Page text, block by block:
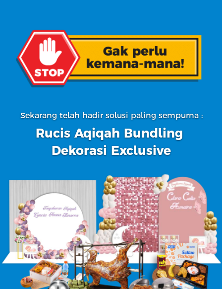
Sekarang telah hadir solusi paling sempurna :
Rucis Aqiqah Bundling
Dekorasi Exclusive